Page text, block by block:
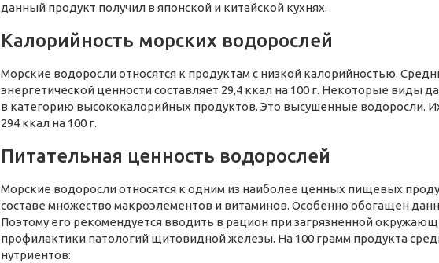
данный продукт получил в японской и китайской кухнях.
Калорийность морских водорослей
Морские водоросли относятся к продуктам с низкой калорийностью.
энергетической ценности составляет 29,4 ккал на 100 г. Некоторые виды
в категорию высококалорийных продуктов. Это высушенные водоросли.
294 ккал на 100 г.
Питательная ценность водорослей
Морские водоросли относятся к одним из наиболее ценных пищевых
составе множество макроэлементов и витаминов. Особенно обогащен
Поэтому его рекомендуется вводить в рацион при загрязненной
профилактики патологий щитовидной железы. На 100 грамм продукта
нутриентов: